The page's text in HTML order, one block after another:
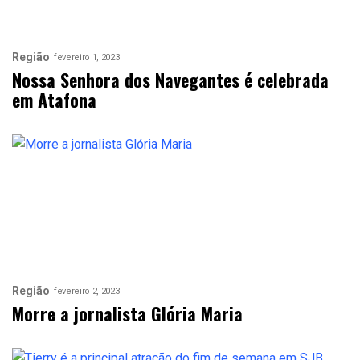
Região fevereiro 1, 2023
Nossa Senhora dos Navegantes é celebrada
em Atafona
Região fevereiro 2, 2023
Morre a jornalista Glória Maria